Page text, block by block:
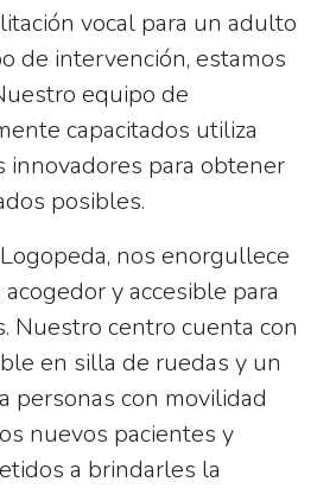
vocal para un adulto
de intervención, estamos
equipo de
capacitados utiliza
innovadores para obtener
posibles.
nos enorgullece
y accesible para
Nuestro centro cuenta con
en silla de ruedas y un
personas con movilidad
nuevos pacientes y
a brindarles la